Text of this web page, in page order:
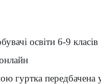
освіти 6-9 класів
гуртка передбачена